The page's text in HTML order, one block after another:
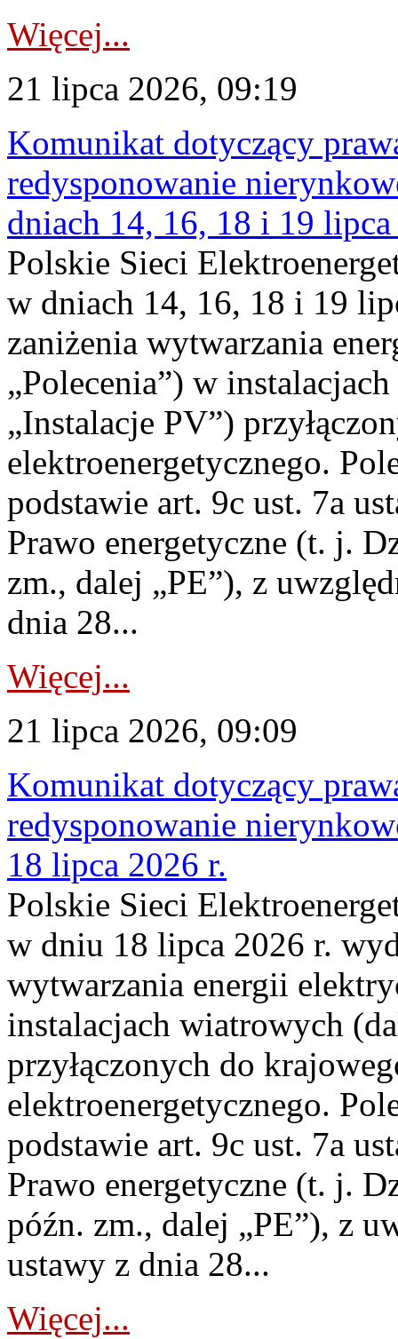
Więcej...
21 lipca 2026, 09:19
Komunikat dotyczący
redysponowanie
dniach 14, 16, 18 i 19
Polskie Sieci
w dniach 14, 16, 18 i 19
zaniżenia wytwarzania
„Polecenia”) w
„Instalacje PV”)
elektroenergetycznego.
podstawie art. 9c ust. 7a
Prawo energetyczne (t. j.
zm., dalej „PE”), z
dnia 28...
Więcej...
21 lipca 2026, 09:09
Komunikat dotyczący
redysponowanie
18 lipca 2026 r.
Polskie Sieci
w dniu 18 lipca 2026 r.
wytwarzania energii
instalacjach wiatrowych
przyłączonych do
elektroenergetycznego.
podstawie art. 9c ust. 7a
Prawo energetyczne (t. j.
późn. zm., dalej „PE”), z
ustawy z dnia 28...
Więcej...